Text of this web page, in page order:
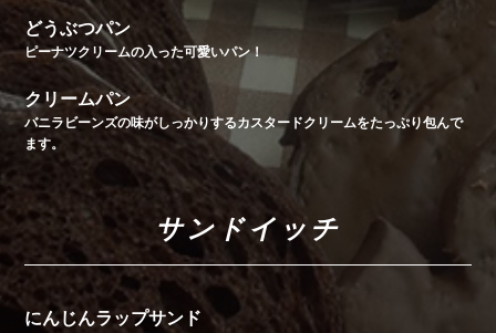
どうぶつパン
ピーナツクリームの入った可愛いパン！
クリームパン
バニラビーンズの味がしっかりするカスタードクリームをたっぷり包んで
ます。
サンドイッチ
にんじんラップサンド